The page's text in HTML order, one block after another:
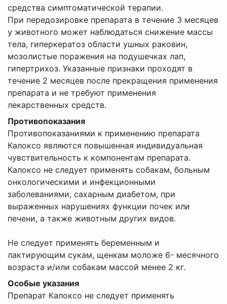
средства симптоматической терапии.
При передозировке препарата в течение 3 месяцев
у животного может наблюдаться снижение массы
тела, гиперкератоз области ушных раковин,
мозолистые поражения на подушечках лап,
гипертрихоз. Указанные признаки проходят в
течение 2 месяцев после прекращения применения
препарата и не требуют применения
лекарственных средств.
Противопоказания
Противопоказаниями к применению препарата
Калоксо являются повышенная индивидуальная
чувствительность к компонентам препарата.
Калоксо не следует применять собакам, больным
онкологическими и инфекционными
заболеваниями, сахарным диабетом, при
выраженных нарушениях функции почек или
печени, а также животным других видов.
Не следует применять беременным и
лактирующим сукам, щенкам моложе 6- месячного
возраста и/или собакам массой менее 2 кг.
Особые указания
Препарат Калоксо не следует применять